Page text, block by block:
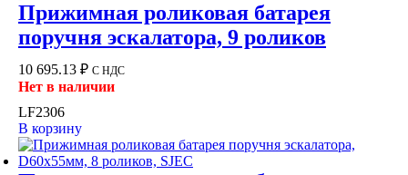
Прижимная роликовая батарея
поручня эскалатора, 9 роликов
10 695.13 ₽ С НДС
Нет в наличии
LF2306
В корзину